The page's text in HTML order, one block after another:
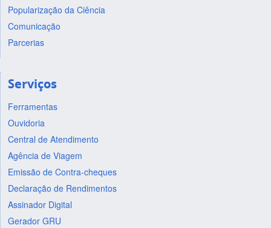
Popularização da Ciência
Comunicação
Parcerias
Serviços
Ferramentas
Ouvidoria
Central de Atendimento
Agência de Viagem
Emissão de Contra-cheques
Declaração de Rendimentos
Assinador Digital
Gerador GRU